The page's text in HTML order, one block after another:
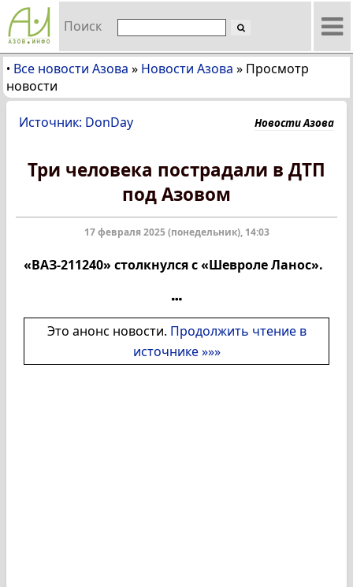
Поиск
• Все новости Азова » Новости Азова » Просмотр
новости
Источник: DonDay Новости Азова
Три человека пострадали в ДТП
под Азовом
17 февраля 2025 (понедельник), 14:03
«ВАЗ-211240» столкнулся с «Шевроле Ланос».
Это анонс новости. Продолжить чтение в
источнике »»»